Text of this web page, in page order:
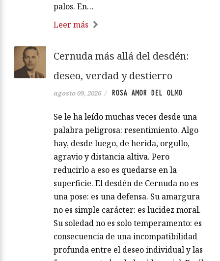
palos. En…
Leer más
Cernuda más allá del desdén:
deseo, verdad y destierro
agosto 09, 2026 / ROSA AMOR DEL OLMO
Se le ha leído muchas veces desde una
palabra peligrosa: resentimiento. Algo
hay, desde luego, de herida, orgullo,
agravio y distancia altiva. Pero
reducirlo a eso es quedarse en la
superficie. El desdén de Cernuda no es
una pose: es una defensa. Su amargura
no es simple carácter: es lucidez moral.
Su soledad no es solo temperamento: es
consecuencia de una incompatibilidad
profunda entre el deseo individual y las